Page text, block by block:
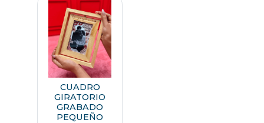
CUADRO
GIRATORIO
GRABADO
PEQUEÑO